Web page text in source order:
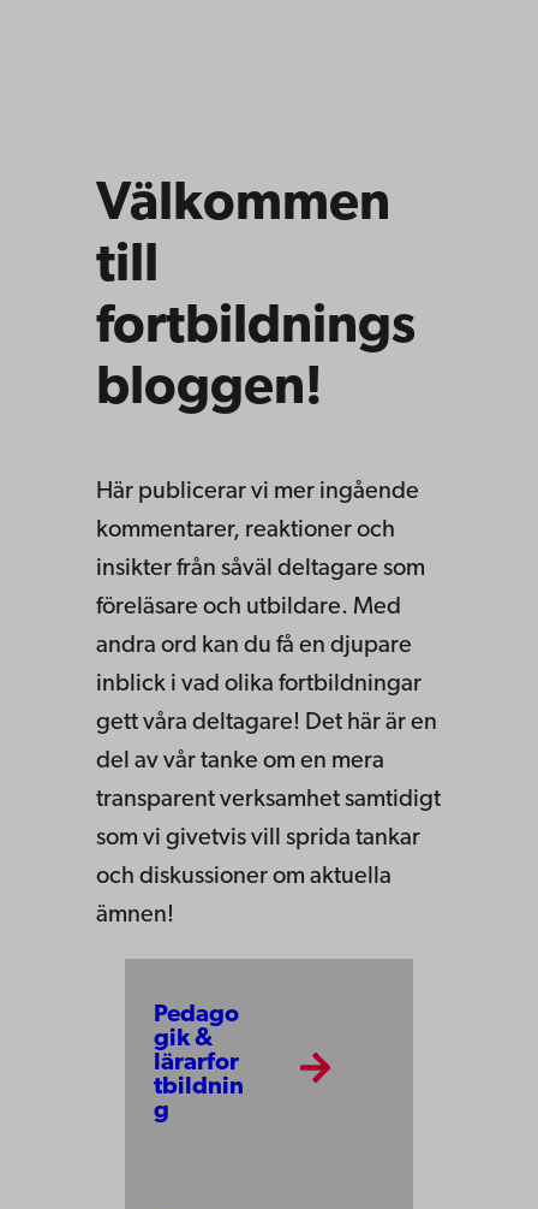
Välkommen
till
fortbildnings
bloggen!
Här publicerar vi mer ingående
kommentarer, reaktioner och
insikter från såväl deltagare som
föreläsare och utbildare. Med
andra ord kan du få en djupare
inblick i vad olika fortbildningar
gett våra deltagare! Det här är en
del av vår tanke om en mera
transparent verksamhet samtidigt
som vi givetvis vill sprida tankar
och diskussioner om aktuella
ämnen!
Pedago
gik &
lärarfor
tbildnin
g